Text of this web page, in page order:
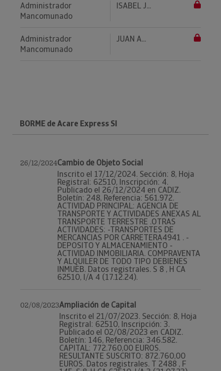
Administrador
Mancomunado
ISABEL J...
Administrador
Mancomunado
JUAN A...
BORME de Acare Express Sl
26/12/2024Cambio de Objeto Social
Inscrito el 17/12/2024. Sección: 8, Hoja
Registral: 62510, Inscripción: 4.
Publicado el 26/12/2024 en CADIZ.
Boletín: 248, Referencia: 561.972.
ACTIVIDAD PRINCIPAL: AGENCIA DE
TRANSPORTE Y ACTIVIDADES ANEXAS AL
TRANSPORTE TERRESTRE .OTRAS
ACTIVIDADES: -TRANSPORTES DE
MERCANCIAS POR CARRETERA4941 . -
DEPOSITO Y ALMACENAMIENTO -
ACTIVIDAD INMOBILIARIA. COMPRAVENTA
Y ALQUILER DE TODO TIPO DEBIENES
INMUEB. Datos registrales. S 8 , H CA
62510, I/A 4 (17.12.24).
02/08/2023Ampliación de Capital
Inscrito el 21/07/2023. Sección: 8, Hoja
Registral: 62510, Inscripción: 3.
Publicado el 02/08/2023 en CADIZ.
Boletín: 146, Referencia: 346.582.
CAPITAL: 772.760,00 EUROS.
RESULTANTE SUSCRITO: 872.760,00
EUROS. Datos registrales. T 2488 , F